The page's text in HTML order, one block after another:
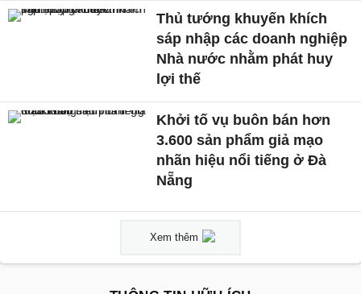
Thủ tướng khuyến khích
sáp nhập các doanh nghiệp
Nhà nước nhằm phát huy
lợi thế
Khởi tố vụ buôn bán hơn
3.600 sản phẩm giả mạo
nhãn hiệu nổi tiếng ở Đà
Nẵng
Xem thêm